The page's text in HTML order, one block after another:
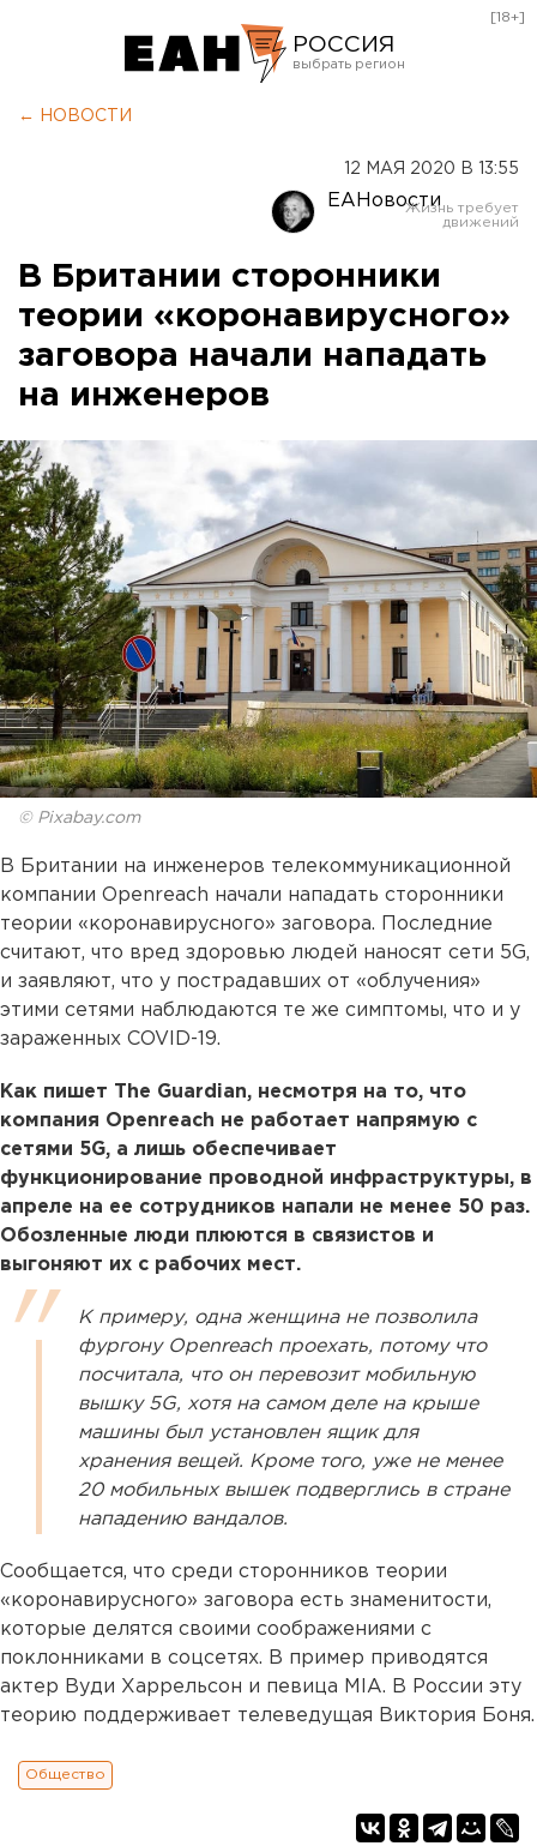
РОССИЯ
Оренбург
[18+]
← НОВОСТИ
12 МАЯ 2020 В 13:55
ЕАНовости
В Британии сторонники
теории «коронавирусного»
заговора начали нападать
на инженеров
© Pixabay.com
В Британии на инженеров телекоммуникационной
компании Openreach начали нападать сторонники
теории «коронавирусного» заговора. Последние
считают, что вред здоровью людей наносят сети 5G,
и заявляют, что у пострадавших от «облучения»
этими сетями наблюдаются те же симптомы, что и у
зараженных COVID-19.
Как пишет The Guardian, несмотря на то, что
компания Openreach не работает напрямую с
сетями 5G, а лишь обеспечивает
функционирование проводной инфраструктуры, в
апреле на ее сотрудников напали не менее 50 раз.
Обозленные люди плюются в связистов и
выгоняют их с рабочих мест.
К примеру, одна женщина не позволила
фургону Openreach проехать, потому что
посчитала, что он перевозит мобильную
вышку 5G, хотя на самом деле на крыше
машины был установлен ящик для
хранения вещей. Кроме того, уже не менее
20 мобильных вышек подверглись в стране
нападению вандалов.
Сообщается, что среди сторонников теории
«коронавирусного» заговора есть знаменитости,
которые делятся своими соображениями с
поклонниками в соцсетях. В пример приводятся
актер Вуди Харрельсон и певица MIA. В России эту
теорию поддерживает телеведущая Виктория Боня.
Общество